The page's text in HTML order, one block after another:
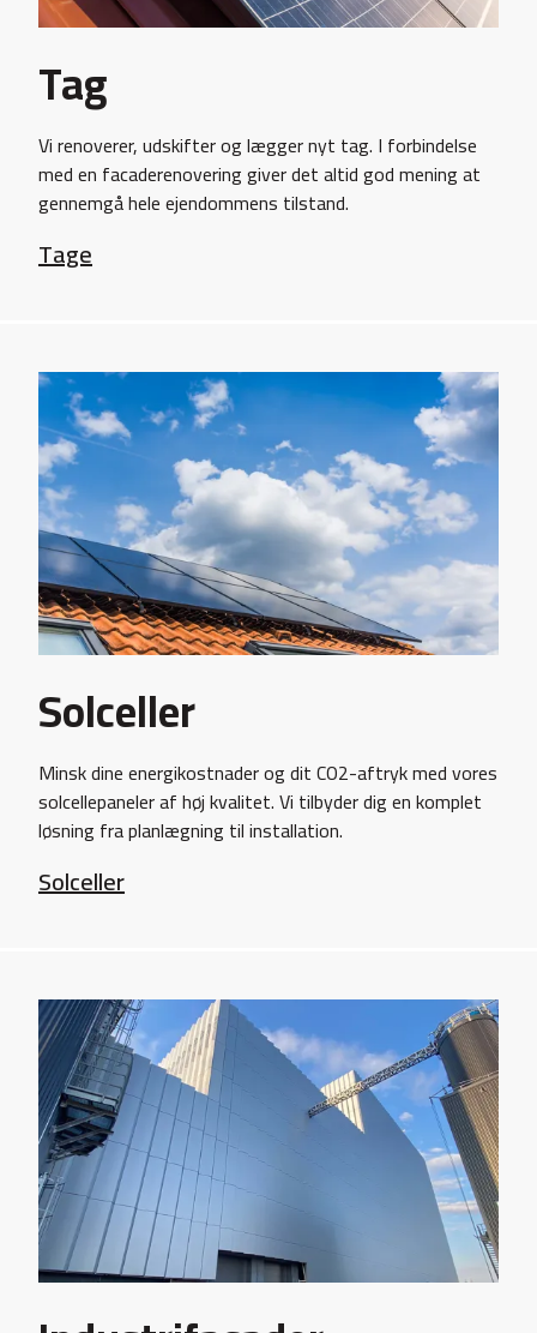
Tag
Vi renoverer, udskifter og lægger nyt tag. I forbindelse
med en facaderenovering giver det altid god mening at
gennemgå hele ejendommens tilstand.
Tage
Solceller
Minsk dine energikostnader og dit CO2-aftryk med vores
solcellepaneler af høj kvalitet. Vi tilbyder dig en komplet
løsning fra planlægning til installation.
Solceller